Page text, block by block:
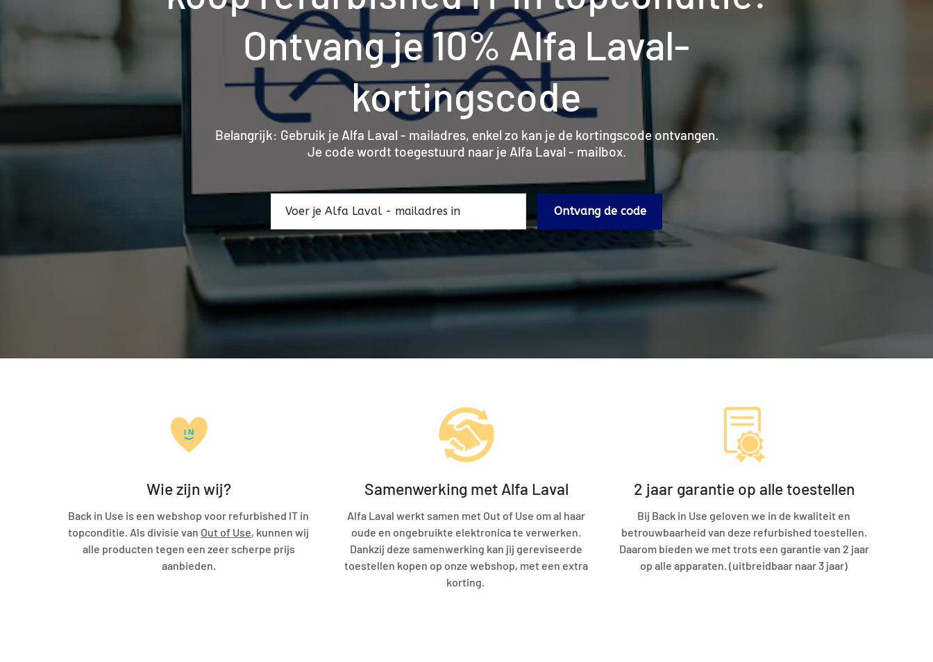
Ontvang je 10% Alfa Laval-
kortingscode
Belangrijk: Gebruik je Alfa Laval - mailadres, enkel zo kan je de kortingscode ontvangen.
Je code wordt toegestuurd naar je Alfa Laval - mailbox.
Ontvang de code
Wie zijn wij?
Back in Use is een webshop voor refurbished IT in
topconditie. Als divisie van Out of Use, kunnen wij
alle producten tegen een zeer scherpe prijs
aanbieden.
Samenwerking met Alfa Laval
Alfa Laval werkt samen met Out of Use om al haar
oude en ongebruikte elektronica te verwerken.
Dankzij deze samenwerking kan jij gereviseerde
toestellen kopen op onze webshop, met een extra
korting.
2 jaar garantie op alle toestellen
Bij Back in Use geloven we in de kwaliteit en
betrouwbaarheid van deze refurbished toestellen.
Daarom bieden we met trots een garantie van 2 jaar
op alle apparaten. (uitbreidbaar naar 3 jaar)